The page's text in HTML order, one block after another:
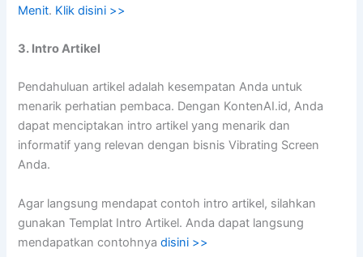
Menit. Klik disini >>
3. Intro Artikel
Pendahuluan artikel adalah kesempatan Anda untuk
menarik perhatian pembaca. Dengan KontenAI.id, Anda
dapat menciptakan intro artikel yang menarik dan
informatif yang relevan dengan bisnis Vibrating Screen
Anda.
Agar langsung mendapat contoh intro artikel, silahkan
gunakan Templat Intro Artikel. Anda dapat langsung
mendapatkan contohnyadisini >>